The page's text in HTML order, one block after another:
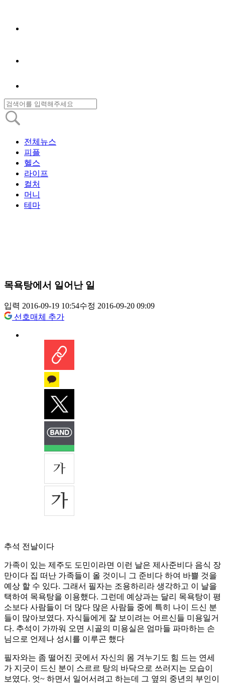
전체뉴스
피플
헬스
라이프
컬처
머니
테마
목욕탕에서 일어난 일
입력 2016-09-19 10:54수정 2016-09-20 09:09
선호매체 추가
추석 전날이다
가족이 있는 제주도 도민이라면 이런 날은 제사준비다 음식 장
만이다 집 떠난 가족들이 올 것이니 그 준비다 하여 바쁠 것을
예상 할 수 있다. 그래서 필자는 조용하리라 생각하고 이 날을
택하여 목욕탕을 이용했다. 그런데 예상과는 달리 목욕탕이 평
소보다 사람들이 더 많다 많은 사람들 중에 특히 나이 드신 분
들이 많아보였다. 자식들에게 잘 보이려는 어르신들 미용일거
다. 추석이 가까워 오면 시골의 미용실은 엄마들 파마하는 손
님으로 언제나 성시를 이루곤 했다
필자와는 좀 떨어진 곳에서 자신의 몸 겨누기도 힘 드는 연세
가 지긋이 드신 분이 스르르 탕의 바닥으로 쓰러지는 모습이
보였다. 엇~ 하면서 일어서려고 하는데 그 옆의 중년의 부인이